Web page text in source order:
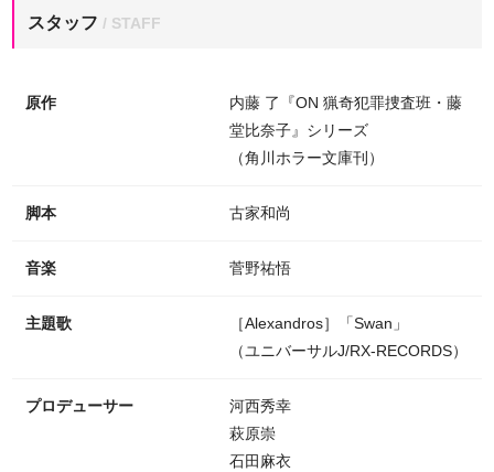
スタッフ / STAFF
原作
内藤 了『ON 猟奇犯罪捜査班・藤
堂比奈子』シリーズ
（角川ホラー文庫刊）
脚本 古家和尚
音楽 菅野祐悟
主題歌
［Alexandros］「Swan」
（ユニバーサルJ/RX-RECORDS）
プロデューサー
河西秀幸
萩原崇
石田麻衣